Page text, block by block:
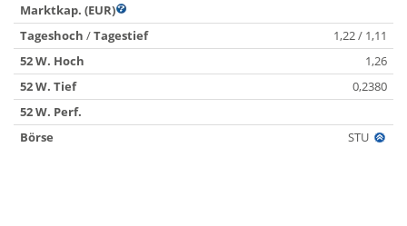
Marktkap. (EUR)
Tageshoch /Tagestief
1,22 / 1,11
52 W. Hoch
1,26
52 W. Tief
0,2380
52 W. Perf.
Börse
STU